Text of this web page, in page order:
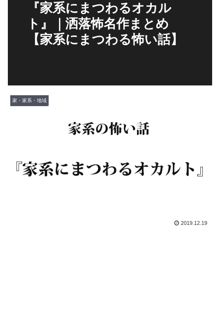
『家系にまつわるオカル
ト』｜洒落怖名作まとめ
【家系にまつわる怖い話】
家・家系・地域
2019.12.19